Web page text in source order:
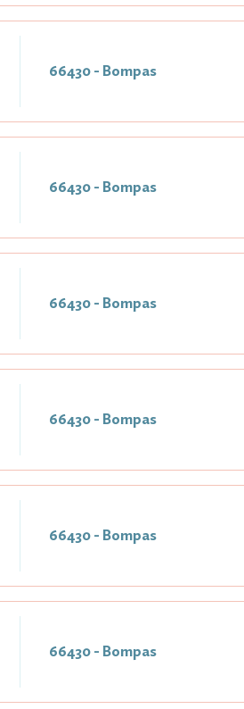
66430 - Bompas
66430 - Bompas
66430 - Bompas
66430 - Bompas
66430 - Bompas
66430 - Bompas